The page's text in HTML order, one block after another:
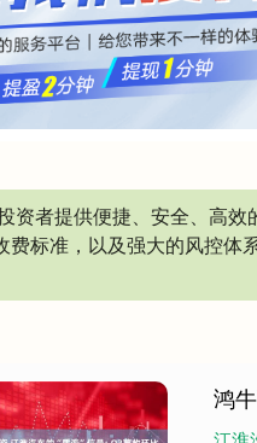
者提供便捷、安全、高
标准，以及强大的风控
鸿